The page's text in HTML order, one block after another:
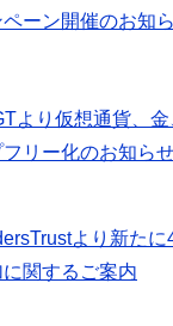
ペーン開催のお知
より仮想通貨、
フリー化のお知ら
より新た
関するご案内